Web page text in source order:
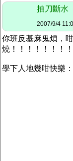
抽刀斷水
2007/9/4
你班反基麻鬼煩，
燒！！！！！！！
學下人地幾咁快樂：